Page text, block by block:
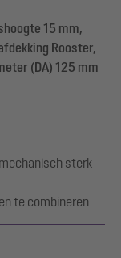
15 mm,
Rooster,
(DA) 125 mm
sterk
te combineren